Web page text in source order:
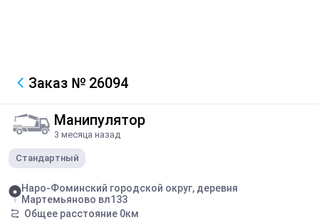
Заказ № 26094
Манипулятор
3 месяца назад
Стандартный
Наро-Фоминский городской округ, деревня
Мартемьяново вл133
Общее расстояние 0км